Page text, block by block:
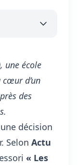
une école
d’un
des
décision
Selon Actu
« Les